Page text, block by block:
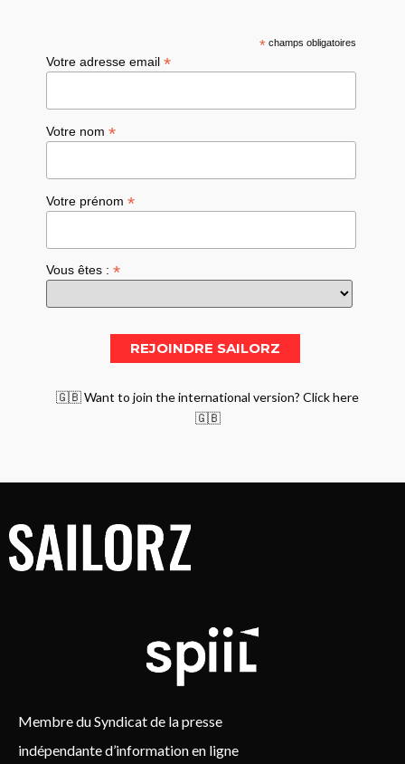
*champs obligatoires
Votre adresse email*
Votre nom*
Votre prénom*
Vous êtes :*
🇬🇧 Want to join the international version? Click here
🇬🇧
Membre du Syndicat de la presse
indépendante d’information en ligne